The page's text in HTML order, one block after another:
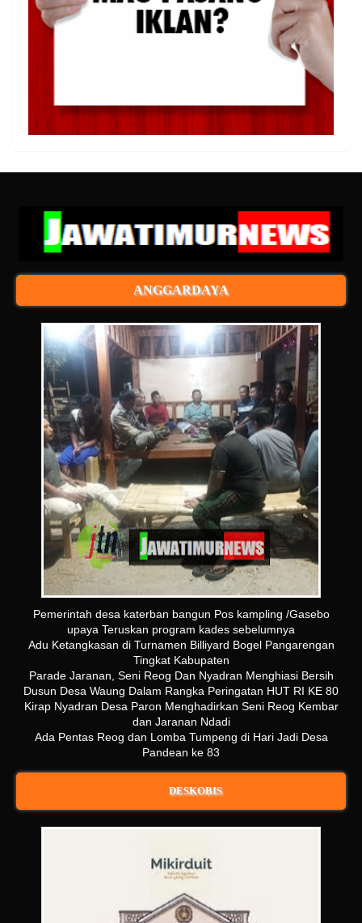
ANGGARDAYA
Pemerintah desa katerban bangun Pos kampling /Gasebo
upaya Teruskan program kades sebelumnya
Adu Ketangkasan di Turnamen Billiyard Bogel Pangarengan
Tingkat Kabupaten
Parade Jaranan, Seni Reog Dan Nyadran Menghiasi Bersih
Dusun Desa Waung Dalam Rangka Peringatan HUT RI KE 80
Kirap Nyadran Desa Paron Menghadirkan Seni Reog Kembar
dan Jaranan Ndadi
Ada Pentas Reog dan Lomba Tumpeng di Hari Jadi Desa
Pandean ke 83
DESKOBIS